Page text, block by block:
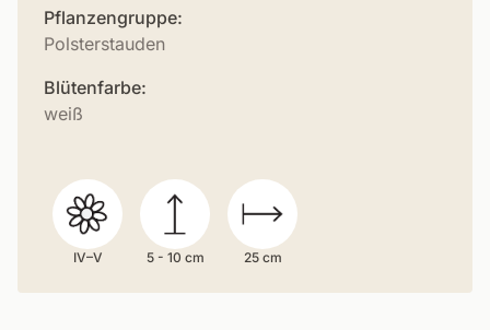
Pflanzengruppe:
Polsterstauden
Blütenfarbe:
weiß
IV–V 5 - 10 cm 25 cm